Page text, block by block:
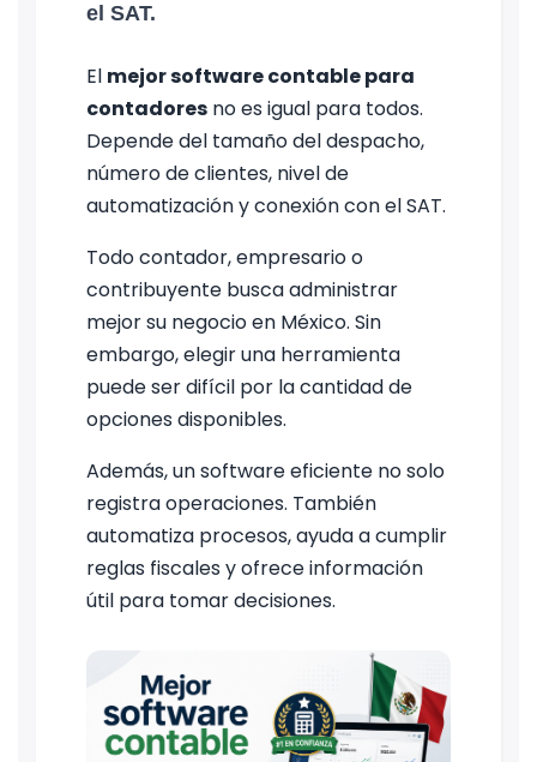
el SAT.
El mejor software contable para
contadores no es igual para todos.
Depende del tamaño del despacho,
número de clientes, nivel de
automatización y conexión con el SAT.
Todo contador, empresario o
contribuyente busca administrar
mejor su negocio en México. Sin
embargo, elegir una herramienta
puede ser difícil por la cantidad de
opciones disponibles.
Además, un software eficiente no solo
registra operaciones. También
automatiza procesos, ayuda a cumplir
reglas fiscales y ofrece información
útil para tomar decisiones.